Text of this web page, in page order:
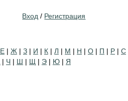
Вход / Регистрация
Е | Ж | З | И | К | Л | М | Н | О | П | Р | С
| Ч | Ш | Щ | Э | Ю | Я